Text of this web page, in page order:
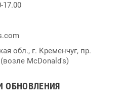
17.00
обл., г. Кременчуг, пр.
McDonald's)
ОБНОВЛЕНИЯ